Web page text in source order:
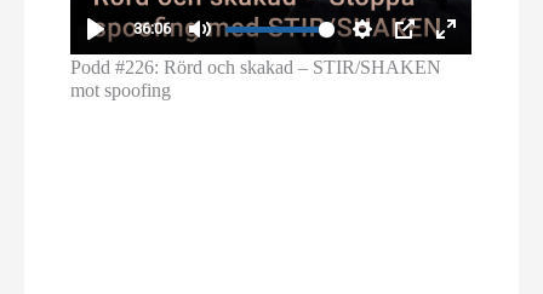
Podd #226: Rörd och skakad – STIR/SHAKEN
mot spoofing